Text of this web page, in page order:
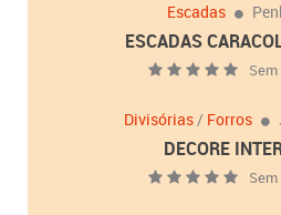
Escadas
ESCADAS
Divisórias/ Forros
DECORE